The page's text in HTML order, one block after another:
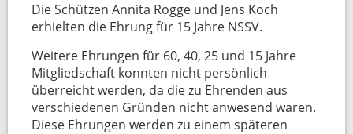
Die Schützen Annita Rogge und Jens Koch
erhielten die Ehrung für 15 Jahre NSSV.
Weitere Ehrungen für 60, 40, 25 und 15 Jahre
Mitgliedschaft konnten nicht persönlich
überreicht werden, da die zu Ehrenden aus
verschiedenen Gründen nicht anwesend waren.
Diese Ehrungen werden zu einem späteren